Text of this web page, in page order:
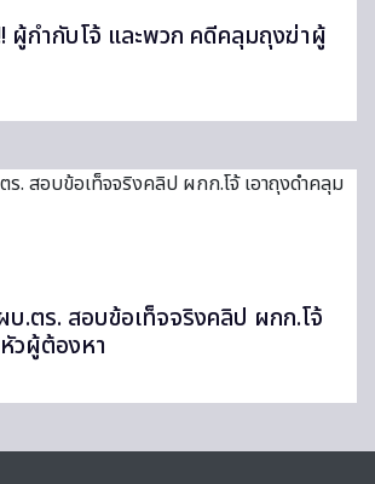
ผู้กำกับโจ้ และพวก คดีคลุมถุงฆ่าผู้
บ.ตร. สอบข้อเท็จจริงคลิป ผกก.โจ้
วผู้ต้องหา